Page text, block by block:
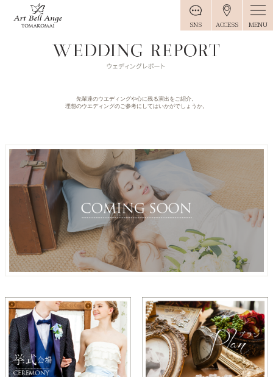
SNS ACCESS MENU
先輩達のウエディングや心に残る演出をご紹介。
理想のウエディングのご参考にしてはいかがでしょうか。